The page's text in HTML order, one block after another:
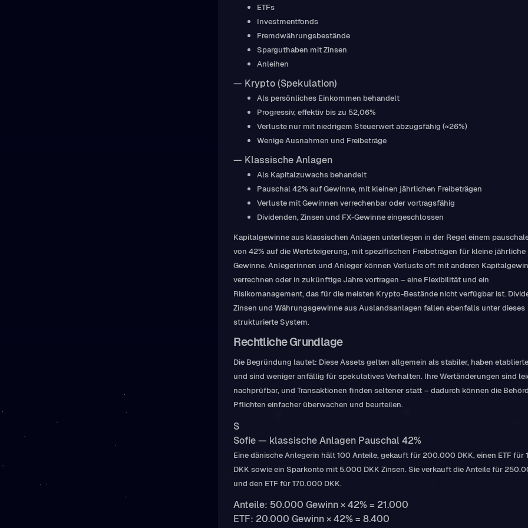
ETFs
Investmentfonds
Fremdwährungsbestände
Sparguthaben mit Zinsen
Anleihen
— Krypto (Spekulation)
Als persönliches Einkommen behandelt
Progressiv, effektiv bis zu 52,06%
Verluste nur mit niedrigem Steuerwert abzugsfähig (≈26%)
Wenige Ausnahmen und Freibeträge
— Klassische Anlagen
Als Kapitalzuwachs behandelt
Pauschal 42% auf Gewinne, mit kleinen jährlichen Freibeträgen
Verluste mit Gewinnen verrechenbar oder vortragsfähig
Dividenden, Zinsen und FX-Gewinne eingeschlossen
Kapitalgewinne aus klassischen Anlagen unterliegen in der Regel einem
von 42% auf die Wertsteigerung, mit spezifischen Freibeträgen für kleine jährliche
Gewinne. Anlegerinnen und Anleger können Verluste oft mit anderen
verrechnen oder in zukünftige Jahre vortragen – eine Flexibilität und ein
Risikomanagement, das für die meisten Krypto-Bestände nicht verfügbar ist.
Zinsen und Währungsgewinne aus Auslandsanlagen fallen ebenfalls unter dieses
strukturierte System.
Rechtliche Grundlage
Die Begründung lautet: Diese Assets gelten allgemein als stabiler, haben
und sind weniger anfällig für spekulatives Verhalten. Ihre Wertänderungen sind
nachprüfbar, und Transaktionen finden seltener statt – dadurch können die
Pflichten einfacher überwachen und beurteilen.
S
Sofie — klassische Anlagen Pauschal 42%
Eine dänische Anlegerin hält 100 Anteile, gekauft für 200.000 DKK, einen ETF für
DKK sowie ein Sparkonto mit 5.000 DKK Zinsen. Sie verkauft die Anteile für
und den ETF für 170.000 DKK.
Anteile: 50.000 Gewinn × 42% = 21.000
ETF: 20.000 Gewinn × 42% = 8.400